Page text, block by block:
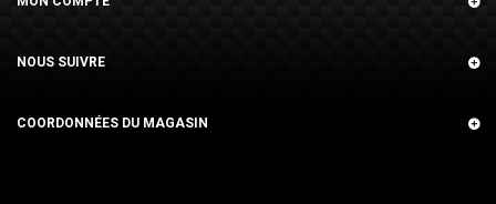
NOUS SUIVRE
COORDONNÉES DU MAGASIN